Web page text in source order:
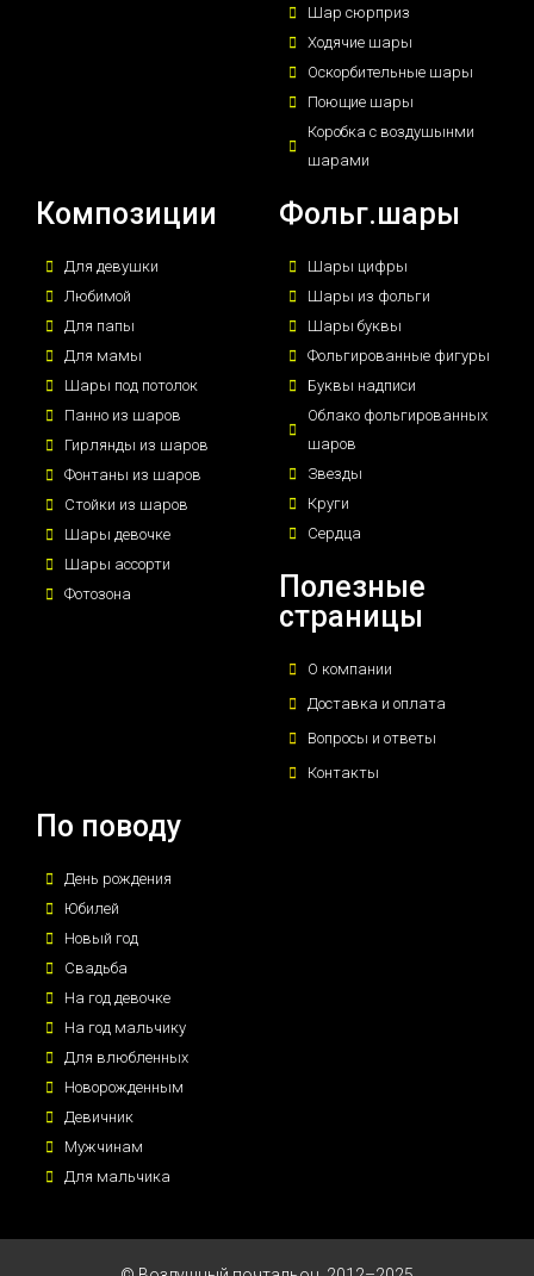
Шар сюрприз
Ходячие шары
Оскорбительные шары
Поющие шары
Коробка с воздушынми
шарами
Композиции
Для девушки
Любимой
Для папы
Для мамы
Шары под потолок
Панно из шаров
Гирлянды из шаров
Фонтаны из шаров
Стойки из шаров
Шары девочке
Шары ассорти
Фотозона
Фольг.шары
Шары цифры
Шары из фольги
Шары буквы
Фольгированные фигуры
Буквы надписи
Облако фольгированных
шаров
Звезды
Круги
Сердца
Полезные
страницы
О компании
Доставка и оплата
Вопросы и ответы
Контакты
По поводу
День рождения
Юбилей
Новый год
Свадьба
На год девочке
На год мальчику
Для влюбленных
Новорожденным
Девичник
Мужчинам
Для мальчика